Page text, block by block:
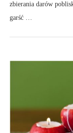
zbierania darów
garść …